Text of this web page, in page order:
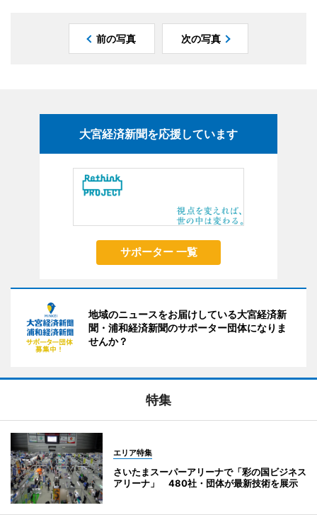
前の写真 次の写真
大宮経済新聞を応援しています
サポーター 一覧
地域のニュースをお届けしている大宮経済新
聞・浦和経済新聞のサポーター団体になりま
せんか？
特集
エリア特集
さいたまスーパーアリーナで「彩の国ビジネス
アリーナ」 480社・団体が最新技術を展示